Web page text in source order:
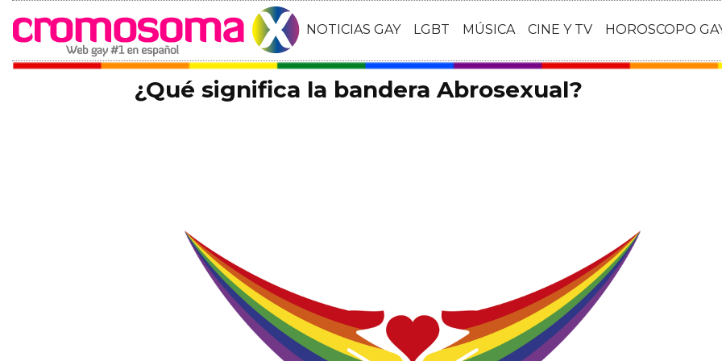
NOTICIAS GAY LGBT MÚSICA CINE Y TV HOROSCOPO
¿Qué significa la bandera Abrosexual?